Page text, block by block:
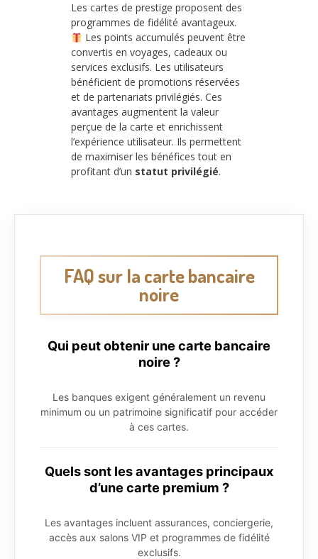
Les cartes de prestige proposent des
programmes de fidélité avantageux.
Les points accumulés peuvent être
convertis en voyages, cadeaux ou
services exclusifs. Les utilisateurs
bénéficient de promotions réservées
et de partenariats privilégiés. Ces
avantages augmentent la valeur
perçue de la carte et enrichissent
l’expérience utilisateur. Ils permettent
de maximiser les bénéfices tout en
profitant d’un statut privilégié.
FAQ sur la carte bancaire
noire
Qui peut obtenir une carte bancaire
noire ?
Les banques exigent généralement un revenu
minimum ou un patrimoine significatif pour accéder
à ces cartes.
Quels sont les avantages principaux
d’une carte premium ?
Les avantages incluent assurances, conciergerie,
accès aux salons VIP et programmes de fidélité
exclusifs.